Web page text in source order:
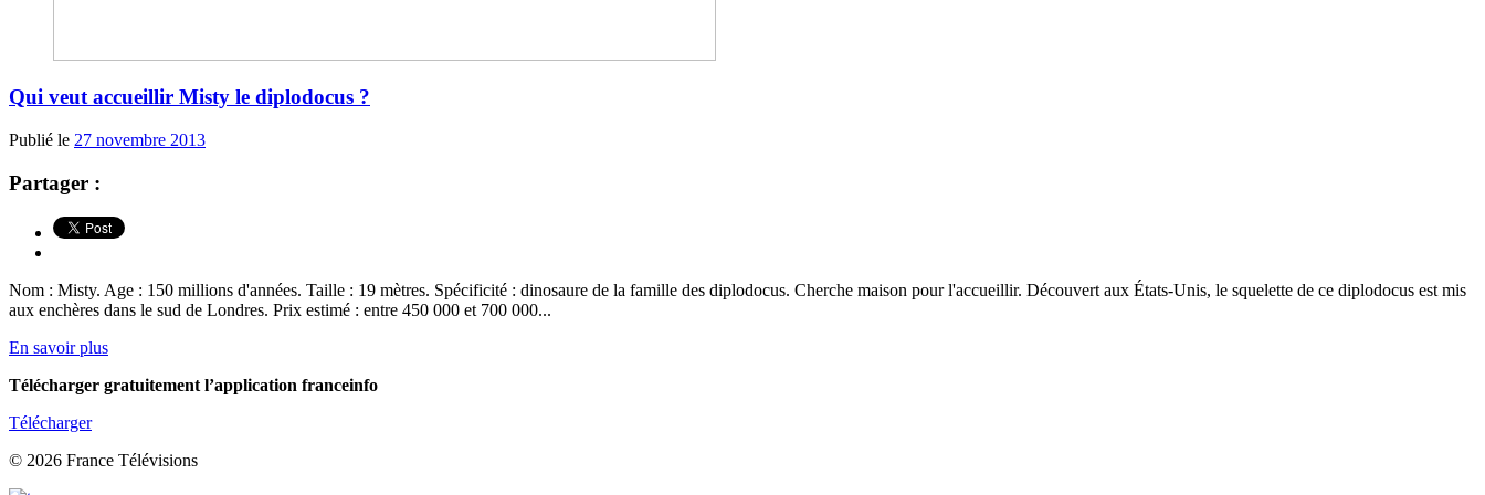
Qui veut accueillir Misty le diplodocus ?
Publié le 27 novembre 2013
Partager :
Nom : Misty. Age : 150 millions d'années. Taille : 19 mètres. Spécificité : dinosaure de la famille des diplodocus. Cherche maison pour l'accueillir. Découvert aux États-Unis, le squelette de ce diplodocus est mis
aux enchères dans le sud de Londres. Prix estimé : entre 450 000 et 700 000...
En savoir plus
Télécharger gratuitement l’application franceinfo
Télécharger
© 2026 France Télévisions